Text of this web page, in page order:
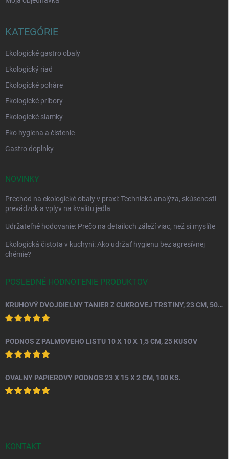
KATEGÓRIE
Ekologické gastro obaly
Ekologický riad
Ekologické poháre
Ekologické príbory
Ekologické slamky
Eko hygiena a čistenie
Gastro doplnky
NOVINKY
Prechod na ekologické obaly v praxi: Technická analýza, skúsenosti
prevádzok a vplyv na kvalitu jedla
Udržateľné hodovanie: Prečo na detailoch záleží viac, než si myslíte
Ekologická čistota v kuchyni: Ako udržať hygienu bez agresívnej
chémie?
POSLEDNÉ HODNOTENIE PRODUKTOV
KRUHOVÝ DVOJDIELNY TANIER Z CUKROVEJ TRSTINY, 23 CM, 50 KS.
PODNOS Z PALMOVÉHO LISTU 10 X 10 X 1,5 CM, 25 KUSOV
OVÁLNY PAPIEROVÝ PODNOS 23 X 15 X 2 CM, 100 KS.
KONTAKT